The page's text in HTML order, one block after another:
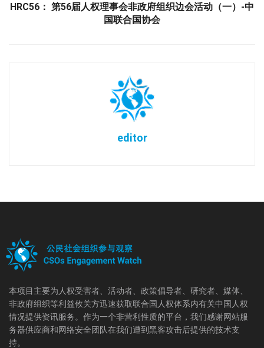
HRC56： 第56届人权理事会非政府组织边会活动（一）-中
国联合国协会
editor
本项目主要为人权受害者、活动者、政策倡导者、研究者、媒体、
非政府组织等利益攸关方迅速获取联合国人权体系内有关中国人权
情况提供资讯服务。作为一个非营利性质的平台，我们感谢网站服
务器供应商和网络安全团队在我们遭到黑客攻击后提供的技术支
持。